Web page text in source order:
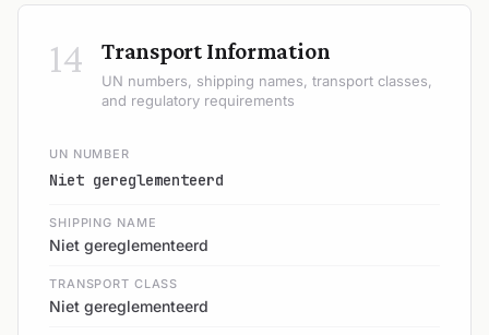
14 Transport Information
UN numbers, shipping names, transport classes,
and regulatory requirements
UN NUMBER
Niet gereglementeerd
SHIPPING NAME
Niet gereglementeerd
TRANSPORT CLASS
Niet gereglementeerd